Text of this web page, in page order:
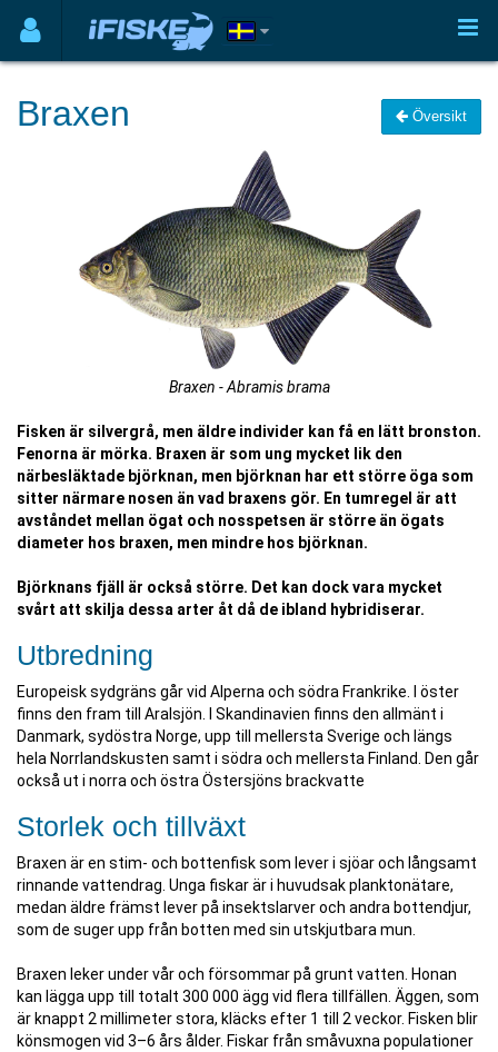
Braxen Översikt
Braxen - Abramis brama
Fisken är silvergrå, men äldre individer kan få en lätt bronston.
Fenorna är mörka. Braxen är som ung mycket lik den
närbesläktade björknan, men björknan har ett större öga som
sitter närmare nosen än vad braxens gör. En tumregel är att
avståndet mellan ögat och nosspetsen är större än ögats
diameter hos braxen, men mindre hos björknan.
Björknans fjäll är också större. Det kan dock vara mycket
svårt att skilja dessa arter åt då de ibland hybridiserar.
Utbredning
Europeisk sydgräns går vid Alperna och södra Frankrike. I öster
finns den fram till Aralsjön. I Skandinavien finns den allmänt i
Danmark, sydöstra Norge, upp till mellersta Sverige och längs
hela Norrlandskusten samt i södra och mellersta Finland. Den går
också ut i norra och östra Östersjöns brackvatte
Storlek och tillväxt
Braxen är en stim- och bottenfisk som lever i sjöar och långsamt
rinnande vattendrag. Unga fiskar är i huvudsak planktonätare,
medan äldre främst lever på insektslarver och andra bottendjur,
som de suger upp från botten med sin utskjutbara mun.
Braxen leker under vår och försommar på grunt vatten. Honan
kan lägga upp till totalt 300 000 ägg vid flera tillfällen. Äggen, som
är knappt 2 millimeter stora, kläcks efter 1 till 2 veckor. Fisken blir
könsmogen vid 3–6 års ålder. Fiskar från småvuxna populationer